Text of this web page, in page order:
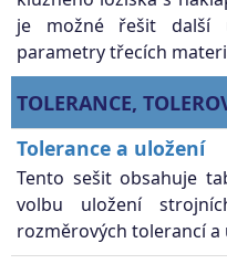
je možné řešit další
parametry třecích
TOLERANCE,
Tolerance a uložení
Tento sešit obsahuje
volbu uložení
rozměrových tolerancí a